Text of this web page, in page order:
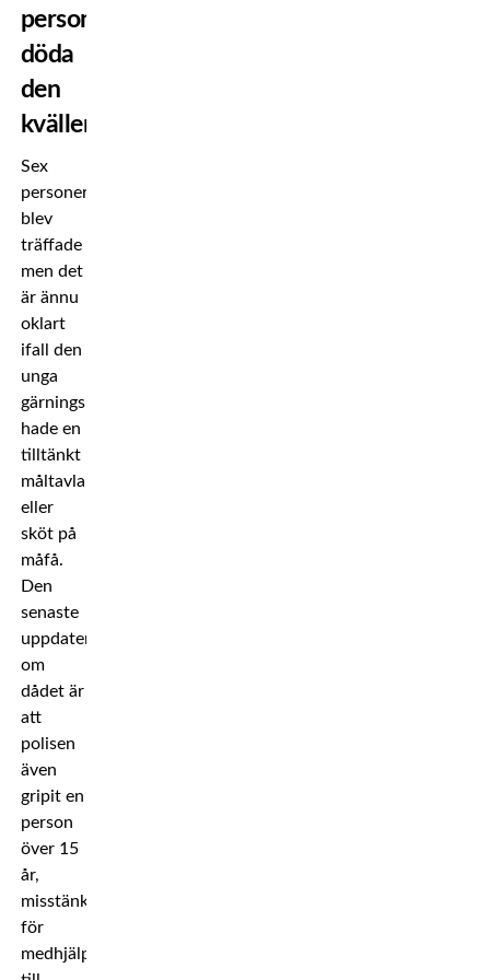
personer
döda
den
kvällen”
Sex
personer
blev
träffade
men det
är ännu
oklart
ifall den
unga
gärningsmannen
hade en
tilltänkt
måltavla
eller
sköt på
måfå.
Den
senaste
uppdateringen
om
dådet är
att
polisen
även
gripit en
person
över 15
år,
misstänkt
för
medhjälp